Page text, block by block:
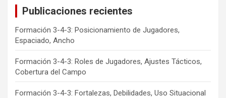
Publicaciones recientes
Formación 3-4-3: Posicionamiento de Jugadores,
Espaciado, Ancho
Formación 3-4-3: Roles de Jugadores, Ajustes Tácticos,
Cobertura del Campo
Formación 3-4-3: Fortalezas, Debilidades, Uso Situacional